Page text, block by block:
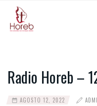
Radio Horeb –
AGOSTO 12, 2022